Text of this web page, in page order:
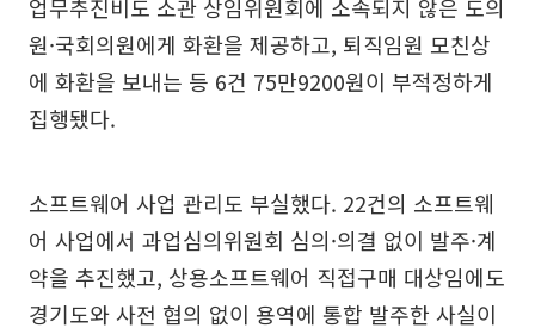
업무추진비도 소관 상임위원회에 소속되지 않은 도의
원·국회의원에게 화환을 제공하고, 퇴직임원 모친상
에 화환을 보내는 등 6건 75만9200원이 부적정하게
집행됐다.
소프트웨어 사업 관리도 부실했다. 22건의 소프트웨
어 사업에서 과업심의위원회 심의·의결 없이 발주·계
약을 추진했고, 상용소프트웨어 직접구매 대상임에도
경기도와 사전 협의 없이 용역에 통합 발주한 사실이